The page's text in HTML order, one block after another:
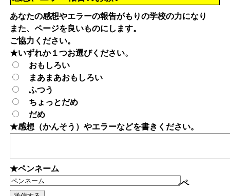
あなたの感想やエラーの報告がもりの学校の力になり
また、ページを良いものにします。
ご協力ください。
★いずれか１つお選びください。
おもしろい
まあまあおもしろい
ふつう
ちょっとだめ
だめ
★感想（かんそう）やエラーなどを書きください。
★ペンネーム
ペ